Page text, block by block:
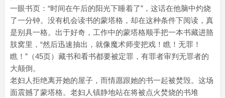
一眼书页：“时间在午后的阳光下睡着了”，这话在他脑中灼烧
了一分钟。没有机会读书的蒙塔格，却在这种条件下阅读，真
是别具一格。出于好奇，工作中的蒙塔格顺手把一本书藏进胳
肢窝里，“然后迅速抽出，就像魔术师变把戏！瞧！无罪！
瞧！”（45页）藏书和看书都要被定罪，有罪者审判无罪者的
大颠倒。
老妇人拒绝离开她的屋子，而情愿跟她的书一起被焚毁。这场
面震撼了蒙塔格。老妇人镇静地站在将被点火焚烧的书堆